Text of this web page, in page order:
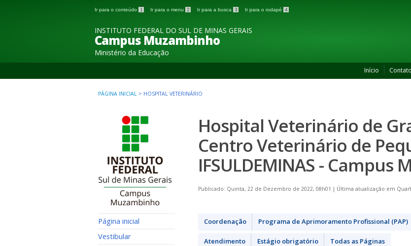
Ir para o conteúdo 1 Ir para o menu 2 Ir para a busca 3 Ir para o rodapé 4
INSTITUTO FEDERAL DO SUL DE MINAS GERAIS
Campus Muzambinho
Ministério da Educação
Início Contato
PÁGINA INICIAL > HOSPITAL VETERINÁRIO
Página inicial
Vestibular
Hospital Veterinário de
Centro Veterinário de
IFSULDEMINAS - Campus
Publicado: Quinta, 22 de Dezembro de 2022, 08h01 | Última atualização em
Coordenação Programa de Aprimoramento Profissional (PAP)
Atendimento Estágio obrigatório Todas as Páginas